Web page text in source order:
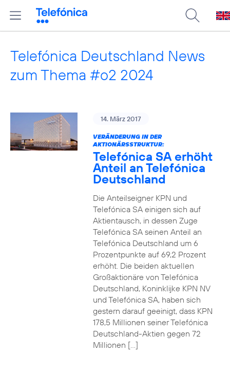
Telefónica Deutschland News
zum Thema #o2 2024
14. März 2017
VERÄNDERUNG IN DER
AKTIONÄRSSTRUKTUR:
Telefónica SA erhöht
Anteil an Telefónica
Deutschland
Die Anteilseigner KPN und
Telefónica SA einigen sich auf
Aktientausch, in dessen Zuge
Telefónica SA seinen Anteil an
Telefónica Deutschland um 6
Prozentpunkte auf 69,2 Prozent
erhöht. Die beiden aktuellen
Großaktionäre von Telefónica
Deutschland, Koninklijke KPN NV
und Telefónica SA, haben sich
gestern darauf geeinigt, dass KPN
178,5 Millionen seiner Telefónica
Deutschland-Aktien gegen 72
Millionen […]